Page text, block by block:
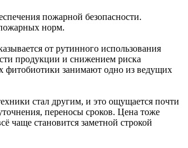
пожарной безопасности.
норм.
от рутинного использования
продукции и снижением риска
фитобиотики занимают одно из ведущих
стал другим, и это ощущается почти
переносы сроков. Цена тоже
чаще становится заметной строкой